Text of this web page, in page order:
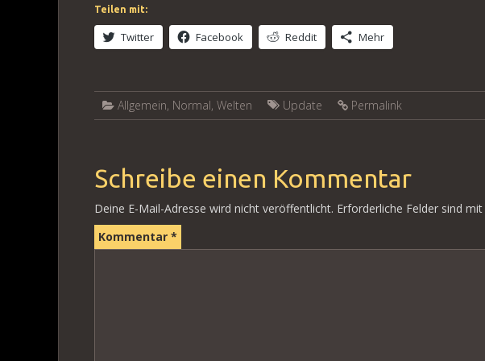
Teilen mit:
Twitter Facebook Reddit Mehr
Allgemein, Normal, Welten Update Permalink
Schreibe einen Kommentar
Deine E-Mail-Adresse wird nicht veröffentlicht. Erforderliche Felder sind mit
Kommentar *